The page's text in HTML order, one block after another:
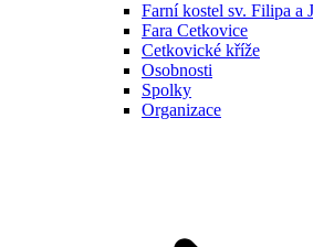
Farní kostel sv. Filipa a
Fara Cetkovice
Cetkovické kříže
Osobnosti
Spolky
Organizace